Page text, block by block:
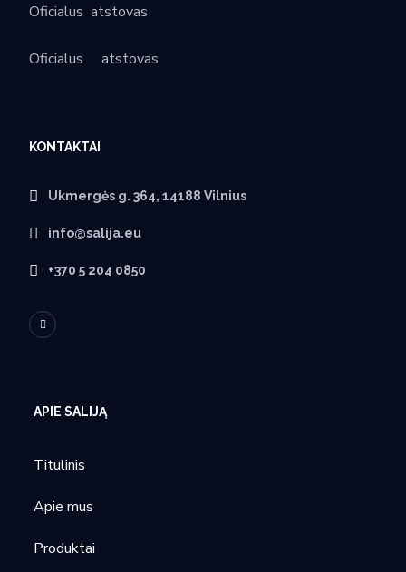
Oficialus atstovas
Oficialus atstovas
KONTAKTAI
Ukmergės g. 364, 14188 Vilnius
info@salija.eu
+370 5 204 0850
APIE SALIJĄ
Titulinis
Apie mus
Produktai